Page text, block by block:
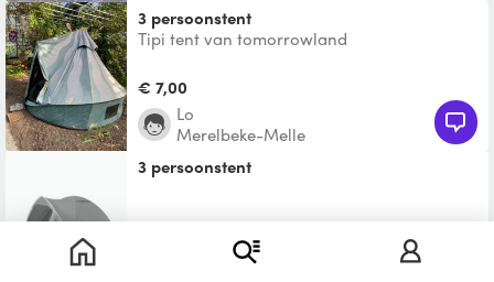
3 persoonstent
Tipi tent van tomorrowland
€ 7,00
Lo
Merelbeke-Melle
3 persoonstent